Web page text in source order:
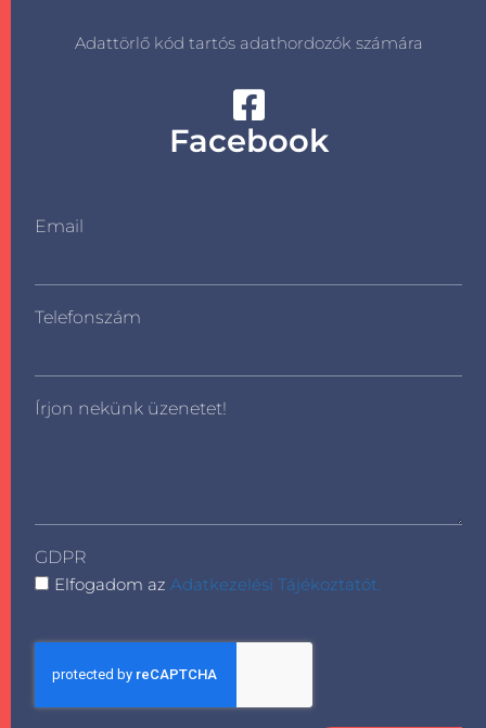
Adattörlő kód tartós adathordozók számára
Facebook
Email
Telefonszám
Írjon nekünk üzenetet!
GDPR
Elfogadom azAdatkezelési Tájékoztatót.